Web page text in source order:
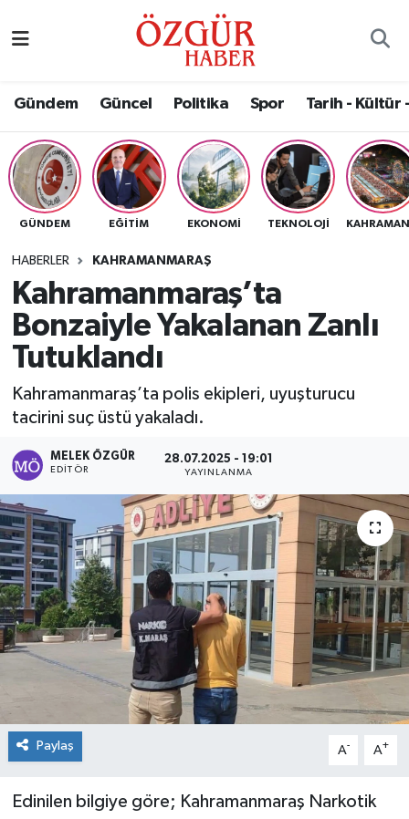
Gündem Güncel Politika Spor Tarih - Kültür
GÜNDEM EĞITIM EKONOMI TEKNOLOJI
HABERLER KAHRAMANMARAŞ
Kahramanmaraş’ta
Bonzaiyle Yakalanan Zanlı
Tutuklandı
Kahramanmaraş’ta polis ekipleri, uyuşturucu
tacirini suç üstü yakaladı.
MELEK ÖZGÜR
EDITÖR
28.07.2025 - 19:01
YAYINLANMA
Paylaş A- A+
Edinilen bilgiye göre; Kahramanmaraş Narkotik
Eğitim
Ekonomi
Güncel
Gündem
Magazin
Politika
Tarih - Kültür - Sanat - Turizm
Yaşam
Nöbetçi Eczaneler
Namaz Vakitleri
Trafik Durumu
Süper Lig Puan Durumu ve Fikstür
Tüm Manşetler
Son Dakika Haberleri
Haber Arşivi